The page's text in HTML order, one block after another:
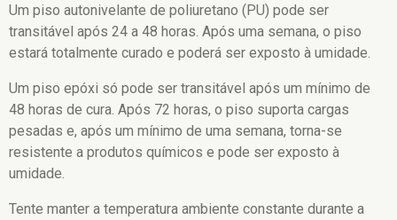
Um piso autonivelante de poliuretano (PU) pode ser
transitável após 24 a 48 horas. Após uma semana, o piso
estará totalmente curado e poderá ser exposto à umidade.
Um piso epóxi só pode ser transitável após um mínimo de
48 horas de cura. Após 72 horas, o piso suporta cargas
pesadas e, após um mínimo de uma semana, torna-se
resistente a produtos químicos e pode ser exposto à
umidade.
Tente manter a temperatura ambiente constante durante a